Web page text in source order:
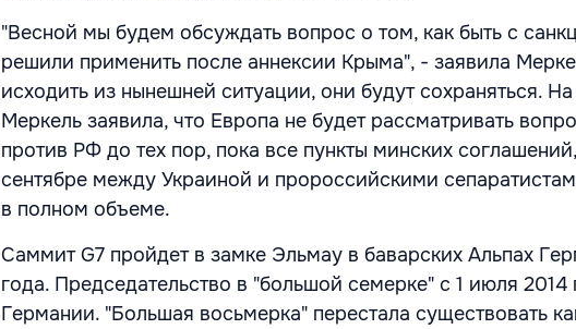
"Весной мы будем обсуждать вопрос о том, как быть с
решили применить после аннексии Крыма", - заявила
исходить из нынешней ситуации, они будут сохраняться.
Меркель заявила, что Европа не будет рассматривать
против РФ до тех пор, пока все пункты минских
сентябре между Украиной и пророссийскими
в полном объеме.
Саммит G7 пройдет в замке Эльмау в баварских Альпах
года. Председательство в "большой семерке" с 1 июля
Германии. "Большая восьмерка" перестала существовать